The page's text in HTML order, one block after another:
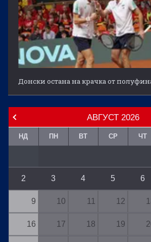
Донски остана на крачка от
АВГУСТ 2026
НД ПН ВТ СР ЧТ
2 3 4 5 6
9 10 11 12
16 17 18 19